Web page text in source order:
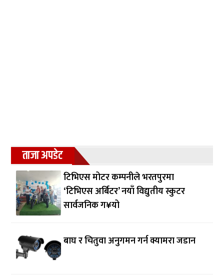
ताजा अपडेट
टिभिएस मोटर कम्पनीले भरतपुरमा
‘टिभिएस अर्बिटर’ नयाँ विद्युतीय स्कुटर
सार्वजनिक ग¥यो
बाघ र चितुवा अनुगमन गर्न क्यामरा जडान